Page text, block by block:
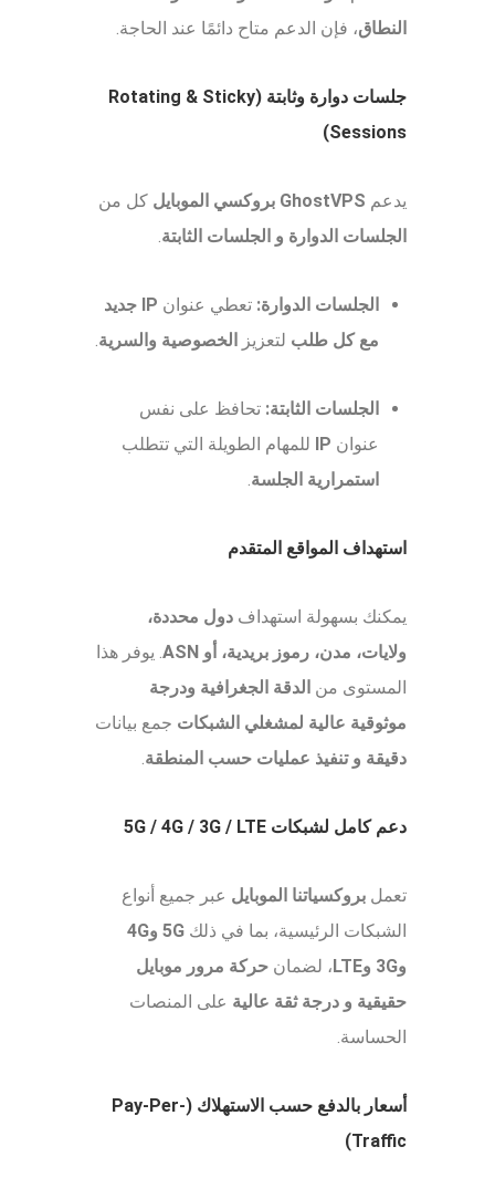
النطاق، فإن الدعم متاح دائمًا عند الحاجة.
جلسات دوارة وثابتة (Rotating & Sticky
Sessions)
يدعم GhostVPS بروكسي الموبايل
كل من
الجلسات الدوارة و الجلسات الثابتة
الجلسات الدوارة: تعطي عنوان
IP جديد
مع كل طلب لتعزيز الخصوصية والسرية
الجلسات الثابتة: تحافظ على نفس
عنوان IP للمهام الطويلة التي تتطلب
استمرارية الجلسة
استهداف المواقع المتقدم
يمكنك بسهولة استهداف دول محددة،
ولايات، مدن، رموز بريدية، أو ASN
. يوفر هذا
المستوى من الدقة الجغرافية ودرجة
موثوقية عالية لمشغلي الشبكات جمع بيانات
دقيقة و تنفيذ عمليات حسب المنطقة
دعم كامل لشبكات 5G / 4G / 3G / LTE
تعمل بروكسياتنا الموبايل عبر جميع أنواع
الشبكات الرئيسية، بما في ذلك
5G و4G
و3G وLTE
، لضمان حركة مرور موبايل
حقيقية و درجة ثقة عالية على المنصات
الحساسة.
أسعار بالدفع حسب الاستهلاك (Pay-Per-
Traffic)